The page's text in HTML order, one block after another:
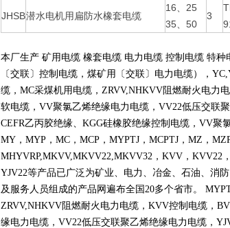
JHSB潜水电机用扁防水橡套电缆
16、25
35、50
3
本厂生产 矿用电缆 橡套电缆 电力电缆 控制电缆 特
〔交联〕控制电缆，煤矿用〔交联〕电力电缆），
缆， MC采煤机用电缆， ZRVV,NHKVV阻燃耐火电力电
软电缆， VV聚氯乙烯绝缘电力电缆， VV22低压交联
CEFR乙丙胶绝缘、 KGG硅橡胶绝缘控制电缆， VV聚
MY ， MYP ， MC ， MCP ， MYPTJ ， MCPTJ ， MZ ，
MHYVRP,MKVV,MKVV22,MKVV32 ， KVV ， KVV22 ，
YJV22等产品已广泛为矿业、电力、冶金、石油、消
及服务人员组成的产品网遍布全国 20多个省市。
ZRVV,NHKVV阻燃耐火电力电缆， KVV控制电缆， BV
缘电力电缆， VV22低压交联聚乙烯绝缘电力电缆，